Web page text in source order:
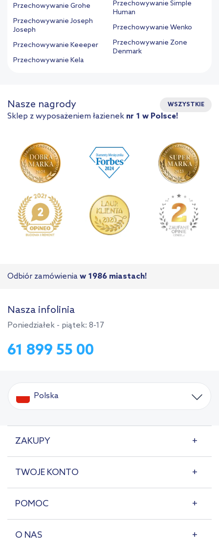
Przechowywanie Grohe
Przechowywanie Joseph
Joseph
Przechowywanie Keeeper
Przechowywanie Kela
Przechowywanie Simple
Human
Przechowywanie Wenko
Przechowywanie Zone
Denmark
Nasze nagrody WSZYSTKIE
Sklep z wyposażeniem łazienek nr 1 w Polsce!
Odbiór zamówienia w 1986 miastach!
Nasza infolinia
Poniedziałek - piątek: 8-17
61 899 55 00
Polska
ZAKUPY
TWOJE KONTO
POMOC
O NAS